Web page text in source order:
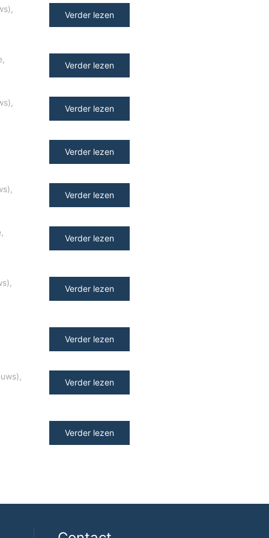
,
Verder lezen
,
Verder lezen
,
Verder lezen
Verder lezen
,
Verder lezen
,
Verder lezen
,
Verder lezen
Verder lezen
,
Verder lezen
Verder lezen